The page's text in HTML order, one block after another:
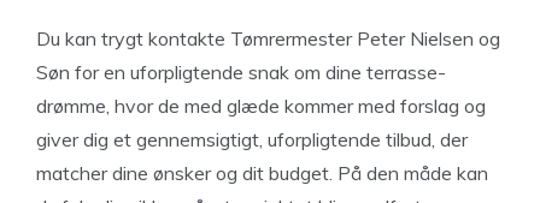
Du kan trygt kontakte Tømrermester Peter Nielsen og
Søn for en uforpligtende snak om dine terrasse-
drømme, hvor de med glæde kommer med forslag og
giver dig et gennemsigtigt, uforpligtende tilbud, der
matcher dine ønsker og dit budget. På den måde kan